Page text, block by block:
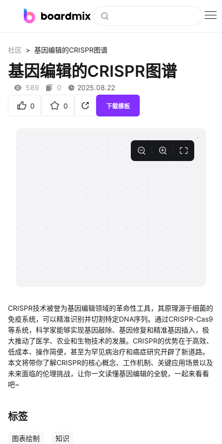
社区资源
下载
私有化部署
客户案例
支持
社区 > 基因编辑的CRISPR图谱
基因编辑的CRISPR图谱
589 0 2025.08.22
0 0 下载模板
CRISPR技术被誉为基因编辑领域的革命性工具，其原理源于细菌的
免疫系统，可以精准识别并切割特定DNA序列。通过CRISPR-Cas9
等系统，科学家能够实现基因敲除、基因修复和精准基因插入，极
大推动了医学、农业和生物技术的发展。CRISPR的优势在于高效、
低成本、操作简便，甚至为罕见病治疗和癌症研究开辟了新道路。
本文将带你了解CRISPR的核心概念、工作机制、关键应用场景以及
未来面临的伦理挑战，让你一文读懂基因编辑的全貌，一起来看看
吧~
标签
图表绘制 知识